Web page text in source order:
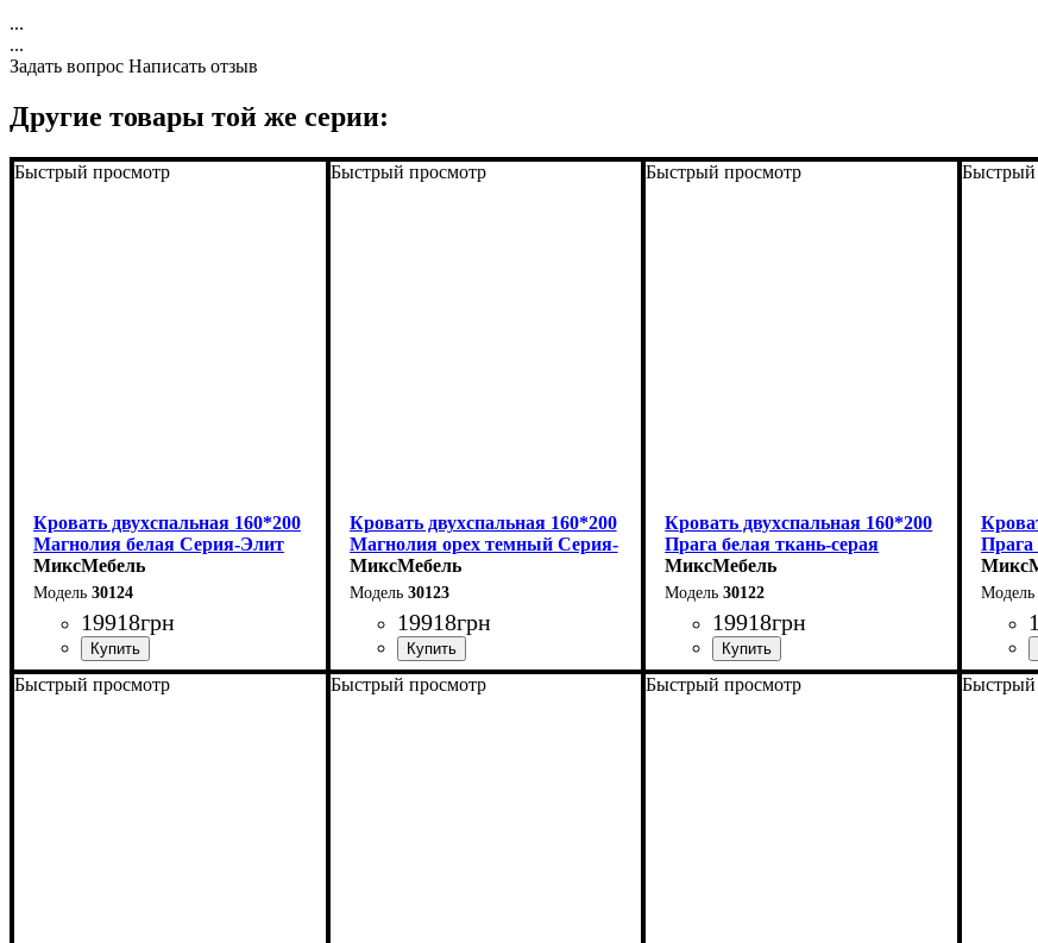
...
...
Задать вопрос Написать отзыв
Другие товары той же серии:
Быстрый просмотр
Кровать двухспальная 160*200
Магнолия белая Серия-Элит
МиксМебель
30124
19918грн
Быстрый просмотр
Кровать двухспальная 160*200
Магнолия орех темный Серия-
Элит
МиксМебель
30123
19918грн
Быстрый просмотр
Кровать двухспальная 160*200
Прага белая ткань-серая
Серия-Элит
МиксМебель
30122
19918грн
Быстрый
Прага
Быстрый просмотр Быстрый просмотр Быстрый просмотр Быстрый